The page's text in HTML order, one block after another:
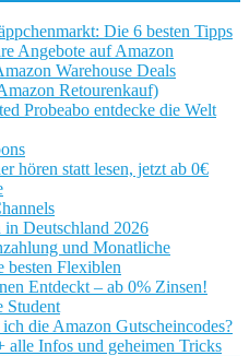
Die 6 besten Tipps
Angebote auf Amazon
Warehouse Deals
Retourenkauf)
Probeabo entdecke die Welt
hören statt lesen, jetzt ab 0€
in Deutschland 2026
und Monatliche
besten Flexiblen
Entdeckt – ab 0% Zinsen!
Student
die Amazon Gutscheincodes?
alle Infos und geheimen Tricks